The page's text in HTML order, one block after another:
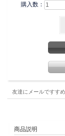
購入数：
友達にメールですす
商品説明